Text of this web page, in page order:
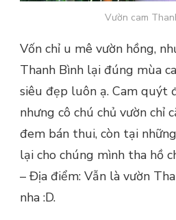
Vườn cam
Vốn chỉ u mê vườn hồng,
Thanh Bình lại đúng mùa
siêu đẹp luôn ạ. Cam quýt
nhưng cô chú chủ vườn chỉ
đem bán thui, còn tại
lại cho chúng mình tha hồ
– Địa điểm: Vẫn là vườn
nha :D.